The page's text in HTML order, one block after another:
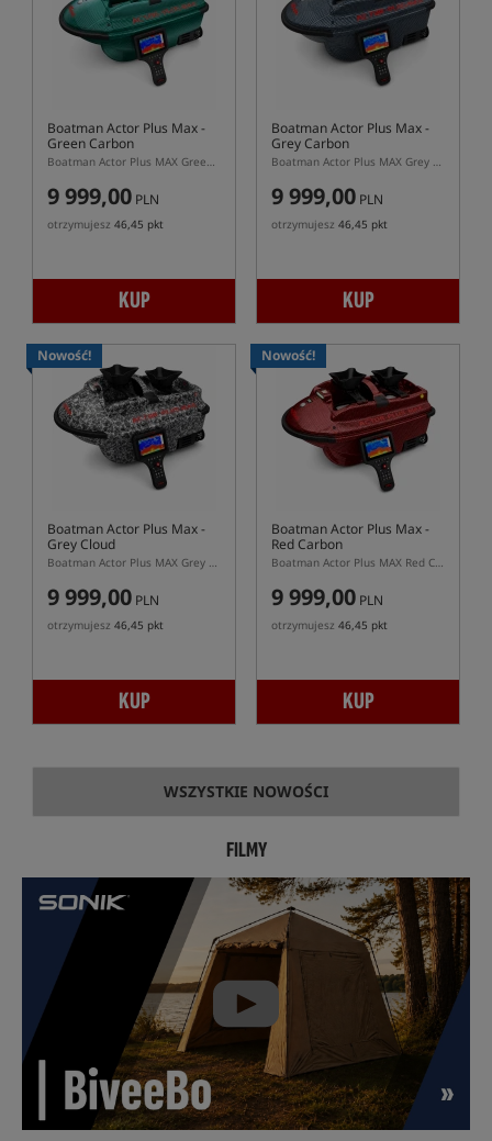
Boatman Actor Plus Max -
Green Carbon
Boatman Actor Plus MAX Green Carbon – łódka zanętowa z echosondą CHIRP i pilotem HD
9 999,00 PLN
otrzymujesz 46,45 pkt
KUP
Boatman Actor Plus Max -
Grey Carbon
Boatman Actor Plus MAX Grey Carbon – łódka zanętowa z GPS V2 i echosondą SN5
9 999,00 PLN
otrzymujesz 46,45 pkt
KUP
Nowość!
Boatman Actor Plus Max -
Grey Cloud
Boatman Actor Plus MAX Grey Cloud – łódka zanętowa All-In-One z GPS V2 i echosondą
9 999,00 PLN
otrzymujesz 46,45 pkt
KUP
Nowość!
Boatman Actor Plus Max -
Red Carbon
Boatman Actor Plus MAX Red Carbon – łódka zanętowa All-In-One z GPS i echosondą
9 999,00 PLN
otrzymujesz 46,45 pkt
KUP
WSZYSTKIE NOWOŚCI
FILMY